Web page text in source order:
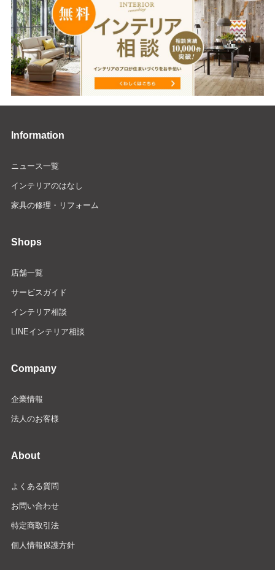
Information
ニュース一覧
インテリアのはなし
家具の修理・リフォーム
Shops
店舗一覧
サービスガイド
インテリア相談
LINEインテリア相談
Company
企業情報
法人のお客様
About
よくある質問
お問い合わせ
特定商取引法
個人情報保護方針